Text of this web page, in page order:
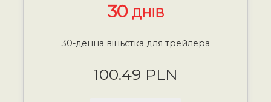
30 ДНІВ
30-денна віньєтка для трейлера
100.49 PLN